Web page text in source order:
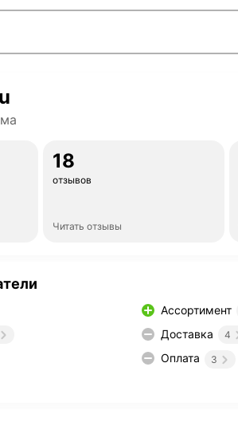
18
отзывов
Читать отзывы
Ассортимент
Доставка 4
Оплата 3